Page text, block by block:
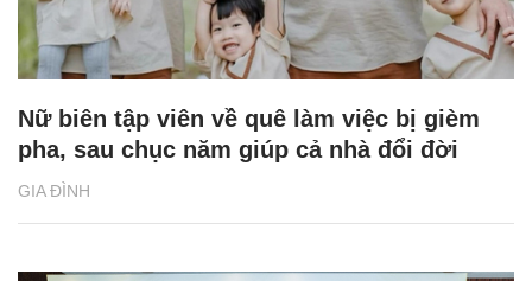
GIA ĐÌNH
Nữ biên tập viên về quê làm việc bị gièm
pha, sau chục năm giúp cả nhà đổi đời